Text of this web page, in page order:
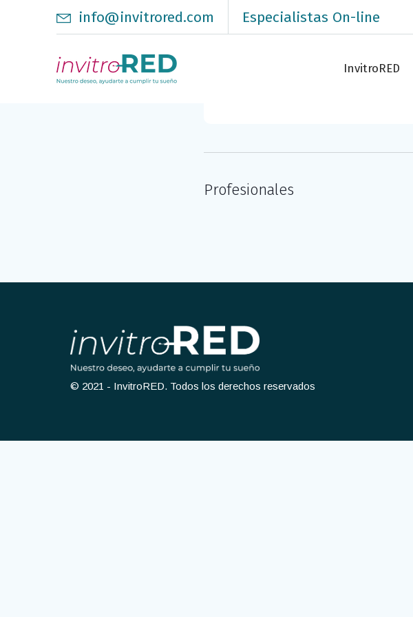
info@invitrored.com Especialistas On-line
InvitroRED
Profesionales
© 2021 - InvitroRED. Todos los derechos reservados